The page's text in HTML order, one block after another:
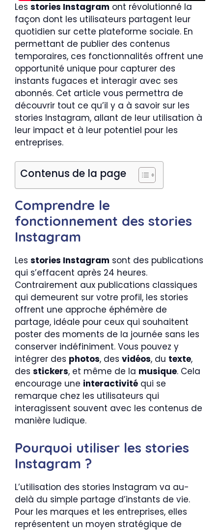
Les stories Instagram ont révolutionné la
façon dont les utilisateurs partagent leur
quotidien sur cette plateforme sociale. En
permettant de publier des contenus
temporaires, ces fonctionnalités offrent une
opportunité unique pour capturer des
instants fugaces et interagir avec ses
abonnés. Cet article vous permettra de
découvrir tout ce qu’il y a à savoir sur les
stories Instagram, allant de leur utilisation à
leur impact et à leur potentiel pour les
entreprises.
Contenus de la page
Comprendre le
fonctionnement des stories
Instagram
Les stories Instagram sont des publications
qui s’effacent après 24 heures.
Contrairement aux publications classiques
qui demeurent sur votre profil, les stories
offrent une approche éphémère de
partage, idéale pour ceux qui souhaitent
poster des moments de la journée sans les
conserver indéfiniment. Vous pouvez y
intégrer des photos, des vidéos, du texte,
des stickers, et même de la musique. Cela
encourage une interactivité qui se
remarque chez les utilisateurs qui
interagissent souvent avec les contenus de
manière ludique.
Pourquoi utiliser les stories
Instagram ?
L’utilisation des stories Instagram va au-
delà du simple partage d’instants de vie.
Pour les marques et les entreprises, elles
représentent un moyen stratégique de